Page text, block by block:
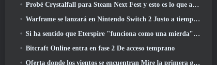
Probé Crystalfall para Steam Next Fest y esto es lo que aprendí
Warframe se lanzará en Nintendo Switch 2 Justo a tiempo para la próxima actualización importante, El fotógrafo de sombras
Si ha sentido que Eterspire "funciona como una mierda", El director creativo dice que ya no es así
Bitcraft Online entra en fase 2 De acceso temprano
Oferta donde los vientos se encuentran Mire la primera gran expansión en la transmisión en vivo de Hexi